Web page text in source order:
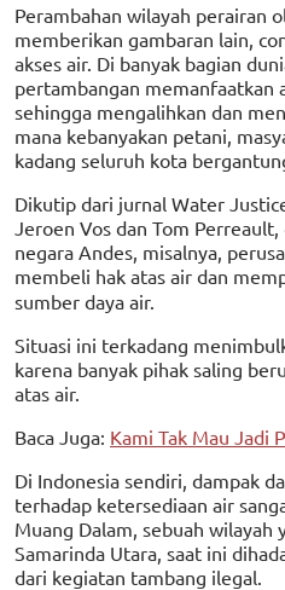
Perambahan wilayah perairan
memberikan gambaran lain,
akses air. Di banyak bagian
pertambangan memanfaatkan
sehingga mengalihkan dan
mana kebanyakan petani,
kadang seluruh kota
Dikutip dari jurnal Water
Jeroen Vos dan Tom
negara Andes, misalnya,
membeli hak atas air dan
sumber daya air.
Situasi ini terkadang
karena banyak pihak saling
atas air.
Baca Juga: Kami Tak Mau Jadi
Di Indonesia sendiri, dampak
terhadap ketersediaan air
Muang Dalam, sebuah wilayah
Samarinda Utara, saat ini
dari kegiatan tambang ilegal.